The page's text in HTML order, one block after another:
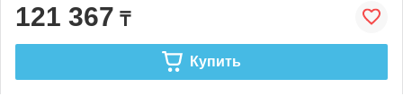
121 367 ₸
Купить